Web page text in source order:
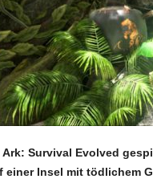
Survival Evolved
einer Insel mit tödlichem